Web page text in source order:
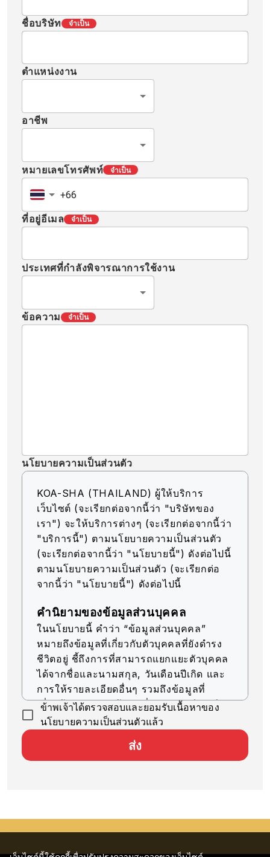
ชื่อบริษัท จำเป็น
ตำแหน่งงาน
อาชีพ
หมายเลขโทรศัพท์ จำเป็น
ที่อยู่อีเมล จำเป็น
ประเทศที่กำลังพิจารณาการใช้งาน
ข้อความ จำเป็น
นโยบายความเป็นส่วนตัว
KOA-SHA (THAILAND) ผู้ให้บริการ
เว็บไซต์ (จะเรียกต่อจากนี้ว่า "บริษัทของ
เรา") จะให้บริการต่างๆ (จะเรียกต่อจากนี้ว่า
"บริการนี้") ตามนโยบายความเป็นส่วนตัว
(จะเรียกต่อจากนี้ว่า "นโยบายนี้") ดังต่อไปนี้
ตามนโยบายความเป็นส่วนตัว (จะเรียกต่อ
จากนี้ว่า "นโยบายนี้") ดังต่อไปนี้
คำนิยามของข้อมูลส่วนบุคคล
ในนโยบายนี้ คำว่า “ข้อมูลส่วนบุคคล”
หมายถึงข้อมูลที่เกี่ยวกับตัวบุคคลที่ยังดำรง
ชีวิตอยู่ ชี้ถึงการที่สามารถแยกแยะตัวบุคคล
ได้จากชื่อและนามสกุล, วันเดือนปีเกิด และ
การให้รายละเอียดอื่นๆ รวมถึงข้อมูลที่
เกี่ยวข้อง (รวมถึงข้อมูลที่สามารถเทียบเคียง
กับข้อมูลอื่นๆ ได้ง่าย ซึ่งจะช่วยให้สามารถ
การรับข้อมูลส่วนบุคคล
การใช้ข้อมูลส่วนบุคคล
เท่าที่จำเป็นสำหรับการดำเนินธุรกิจ ภายใน
ข้าพเจ้าได้ตรวจสอบและยอมรับเนื้อหาของ
นโยบายความเป็นส่วนตัวแล้ว
ส่ง